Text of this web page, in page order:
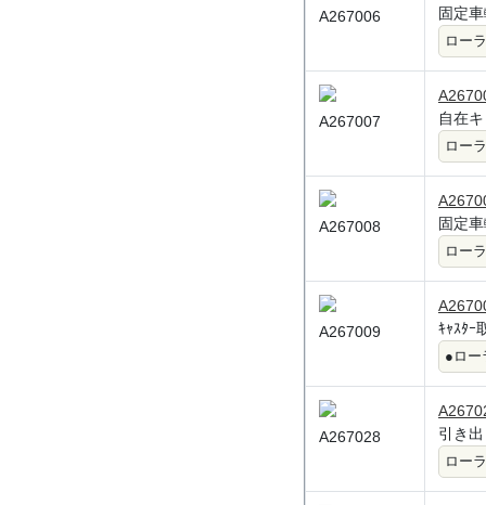
A267006
固定
ロー
A267007
自在
ロー
A267008
固定
ロー
A267009
ｷｬｽﾀｰ
●ロー
A267028
引き
ロー